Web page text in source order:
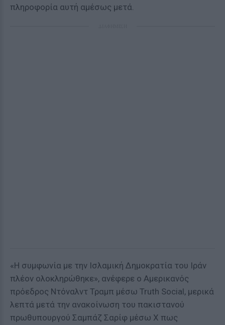
πληροφορία αυτή αμέσως μετά.
«Η συμφωνία με την Ισλαμική Δημοκρατία του Ιράν
πλέον ολοκληρώθηκε», ανέφερε ο Αμερικανός
πρόεδρος Ντόναλντ Τραμπ μέσω Truth Social, μερικά
λεπτά μετά την ανακοίνωση του πακιστανού
πρωθυπουργού Σαμπάζ Σαρίφ μέσω X πως